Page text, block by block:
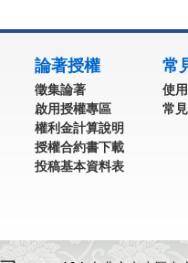
論著授權
徵集論著
啟用授權專區
權利金計算說明
授權合約書下載
投稿基本資料表
常
使
常